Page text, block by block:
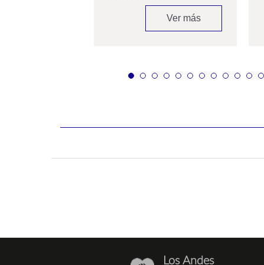
Ver más
Los Andes